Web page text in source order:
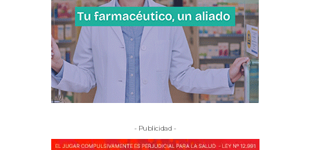
- Publicidad -